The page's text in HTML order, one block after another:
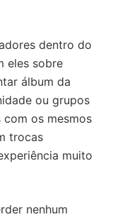
dentro do
eles sobre
álbum da
ou grupos
os mesmos
trocas
muito
nenhum